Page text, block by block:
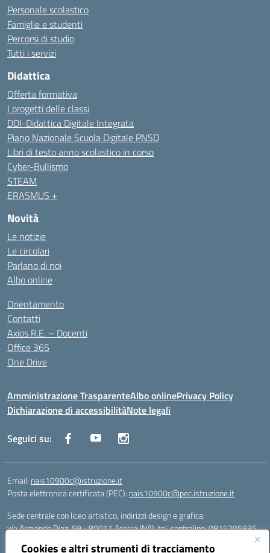
Cookies e altri strumenti di tracciamento
Personale scolastico
Famiglie e studenti
Percorsi di studio
Tutti i servizi
Didattica
Offerta formativa
I progetti delle classi
DDI-Didattica Digitale Integrata
Piano Nazionale Scuola Digitale PNSD
Libri di testo anno scolastico in corso
Cyber-Bullismo
STEAM
ERASMUS +
Novità
Le notizie
Le circolari
Parlano di noi
Albo online
Orientamento
Contatti
Axios R.E. – Docenti
Office 365
One Drive
Amministrazione TrasparenteAlbo onlinePrivacy Policy
Dichiarazione di accessibilitàNote legali
Seguici su:
Email: nais10900c@istruzione.it
Posta elettronica certificata (PEC): nais10900c@pec.istruzione.it
Sede centrale con liceo artistico, indirizzi design e grafica:
via Armando Diaz, 59 - 80011 Acerra (NA), tel. centralino: 0815205935